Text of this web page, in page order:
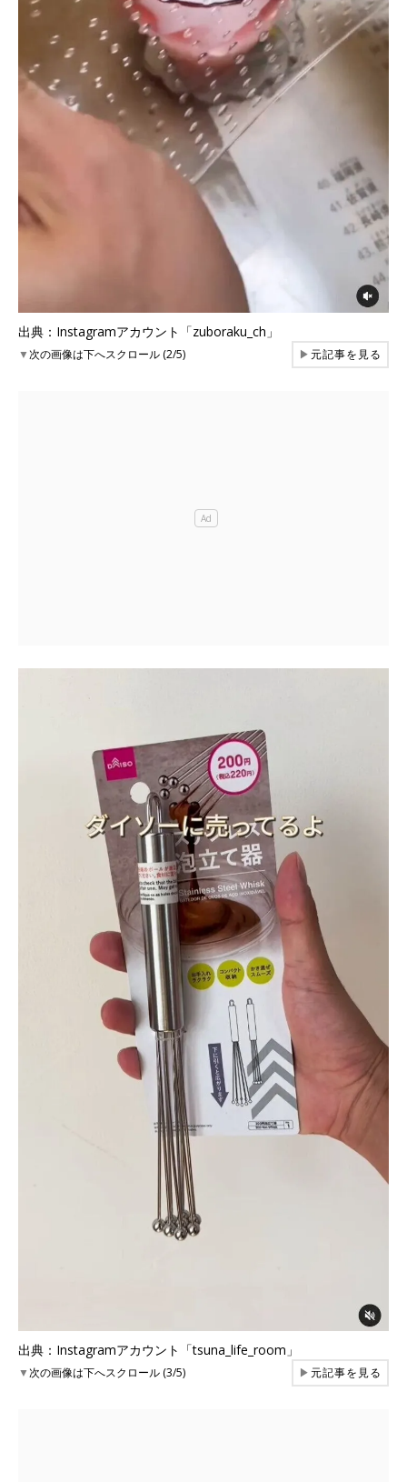
出典：Instagramアカウント「zuboraku_ch」
▼次の画像は下へスクロール (2/5) ▶元記事を見る
出典：Instagramアカウント「tsuna_life_room」
▼次の画像は下へスクロール (3/5) ▶元記事を見る